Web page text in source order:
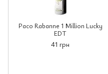
Paco Rabanne 1 Million Lucky
EDT
41 грн